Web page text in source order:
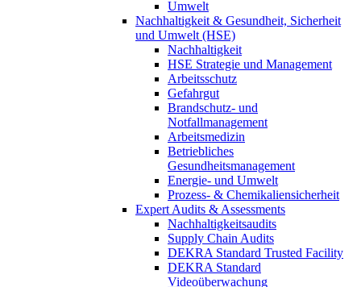
Umwelt
Nachhaltigkeit & Gesundheit, Sicherheit
und Umwelt (HSE)
Nachhaltigkeit
HSE Strategie und Management
Arbeitsschutz
Gefahrgut
Brandschutz- und
Notfallmanagement
Arbeitsmedizin
Betriebliches
Gesundheitsmanagement
Energie- und Umwelt
Prozess- & Chemikaliensicherheit
Expert Audits & Assessments
Nachhaltigkeitsaudits
Supply Chain Audits
DEKRA Standard Trusted Facility
DEKRA Standard
Videoüberwachung